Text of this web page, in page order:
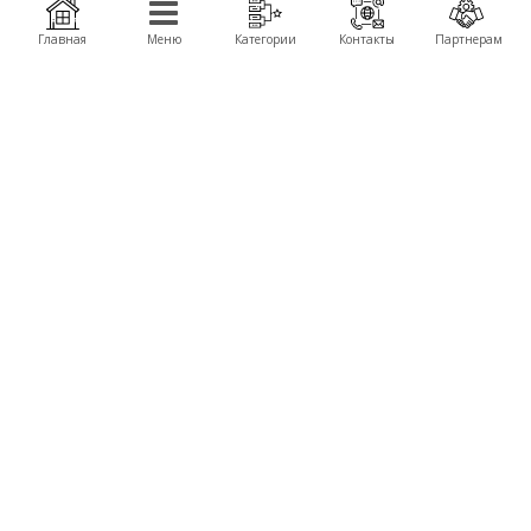
подвесы, детали для сборки, FPV компоненты и комплектующие запчасти для
производства дронов, беспилотников, БПЛА.
Главная Меню Категории Контакты Партнерам